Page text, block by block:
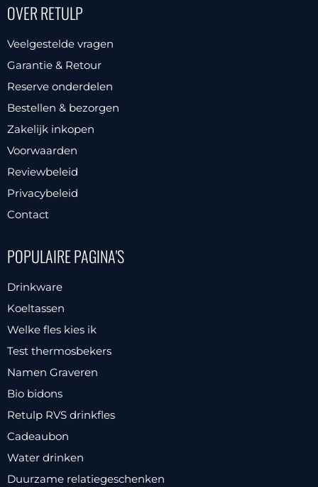
variaties.
optie
kan
gekozen
worden
op
OVER RETULP
Veelgestelde vragen
Garantie & Retour
Reserve onderdelen
Bestellen & bezorgen
Zakelijk inkopen
Voorwaarden
Reviewbeleid
Privacybeleid
Contact
POPULAIRE PAGINA'S
Drinkware
Koeltassen
Welke fles kies ik
Test thermosbekers
Namen Graveren
Bio bidons
Retulp RVS drinkfles
Cadeaubon
Water drinken
Duurzame relatiegeschenken